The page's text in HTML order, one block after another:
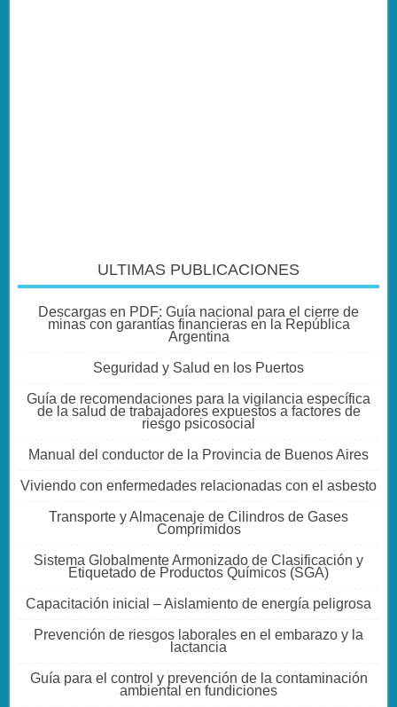
ULTIMAS PUBLICACIONES
Descargas en PDF: Guía nacional para el cierre de
minas con garantías financieras en la República
Argentina
Seguridad y Salud en los Puertos
Guía de recomendaciones para la vigilancia específica
de la salud de trabajadores expuestos a factores de
riesgo psicosocial
Manual del conductor de la Provincia de Buenos Aires
Viviendo con enfermedades relacionadas con el asbesto
Transporte y Almacenaje de Cilindros de Gases
Comprimidos
Sistema Globalmente Armonizado de Clasificación y
Etiquetado de Productos Químicos (SGA)
Capacitación inicial – Aislamiento de energía peligrosa
Prevención de riesgos laborales en el embarazo y la
lactancia
Guía para el control y prevención de la contaminación
ambiental en fundiciones